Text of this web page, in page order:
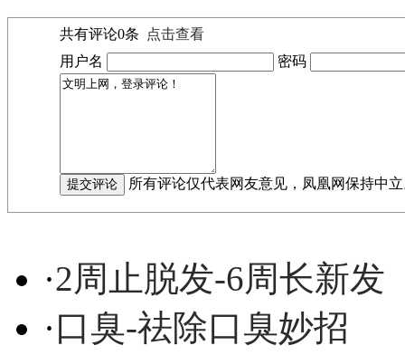
共有评论0条
点击查看
用户名
密码
所有评论仅代表网友意见，凤凰网保持中
·2周止脱发-6周长新发
·口臭-祛除口臭妙招